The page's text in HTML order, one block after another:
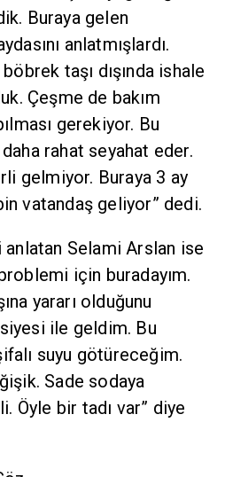
Buraya gelen
anlatmışlardı.
taşı dışında ishale
Çeşme de bakım
gerekiyor. Bu
rahat seyahat eder.
gelmiyor. Buraya 3 ay
vatandaş geliyor” dedi.
anlatan Selami Arslan ise
için buradayım.
yararı olduğunu
ile geldim. Bu
suyu götüreceğim.
Sade sodaya
Öyle bir tadı var” diye